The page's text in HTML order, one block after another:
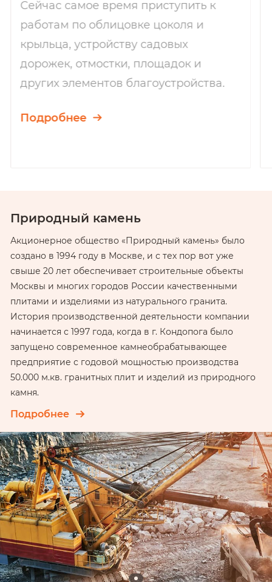
Сейчас самое время приступить к
работам по облицовке цоколя и
крыльца, устройству садовых
дорожек, отмостки, площадок и
других элементов благоустройства.
Подробнее
Природный камень
Акционерное общество «Природный камень» было
создано в 1994 году в Москве, и с тех пор вот уже
свыше 20 лет обеспечивает строительные объекты
Москвы и многих городов России качественными
плитами и изделиями из натурального гранита.
История производственной деятельности компании
начинается с 1997 года, когда в г. Кондопога было
запущено современное камнеобрабатывающее
предприятие с годовой мощностью производства
50.000 м.кв. гранитных плит и изделий из природного
камня.
Подробнее